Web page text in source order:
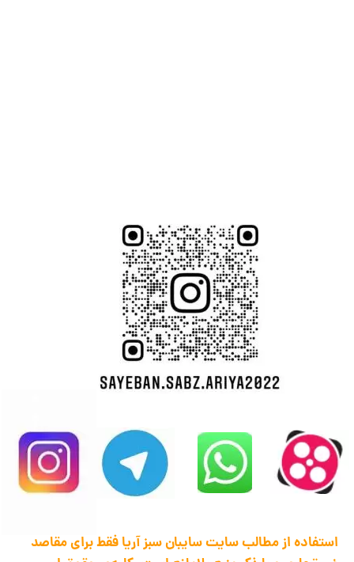
استفاده از مطالب سایت سایبان سبز آریا فقط برای مقاصد